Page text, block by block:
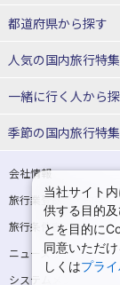
青森県
宮城県
山形県
関東
埼玉県
茨城県
青森県ホテル・旅館
宮城県ホテル・旅館
山形県ホテル・旅館
東京都ホテル・旅館
埼玉県ホテル・旅館
茨城県ホテル・旅館
北海道
湯の川温泉(北海道)
十勝川温泉(北海道)
洞爺湖温泉(北海道)
層雲峡温泉(北海道)
東北
花巻温泉(岩手)
かみのやま温泉(山形)
都道府県から探す
北海道旅行・ツアー
東北
青森旅行・ツアー
宮城旅行・ツアー
山形旅行・ツアー
人気の国内旅行特集
東京ディズニーリゾ
一緒に行く人から
一人旅 国内版
カップル・夫婦旅行
卒業旅行・学生旅行
季節の国内旅行特集
桜・お花見特集
夏休み・お盆の国内
8月の国内旅行
会社情報
旅行業登録票・約款
旅行条件書
ニュースリリース
システムメンテナンスの
当社サイト
供する目的
とを目的に
同意いただ
しくはプラ